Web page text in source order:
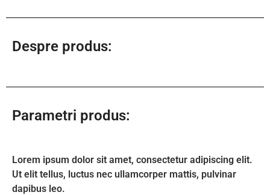
Despre produs:
Parametri produs:
Lorem ipsum dolor sit amet, consectetur adipiscing elit.
Ut elit tellus, luctus nec ullamcorper mattis, pulvinar
dapibus leo.